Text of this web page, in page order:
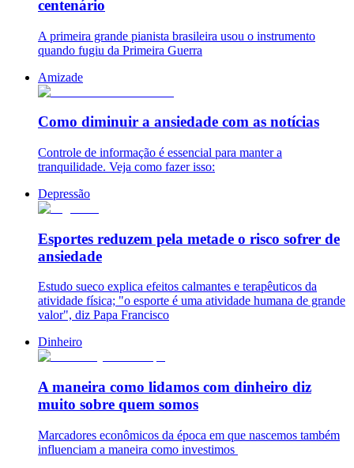
centenário
A primeira grande pianista brasileira usou o instrumento
quando fugiu da Primeira Guerra
Amizade
Como diminuir a ansiedade com as notícias
Controle de informação é essencial para manter a
tranquilidade. Veja como fazer isso:
Depressão
Esportes reduzem pela metade o risco sofrer de
ansiedade
Estudo sueco explica efeitos calmantes e terapêuticos da
atividade física; "o esporte é uma atividade humana de grande
valor", diz Papa Francisco
Dinheiro
A maneira como lidamos com dinheiro diz
muito sobre quem somos
Marcadores econômicos da época em que nascemos também
influenciam a maneira como investimos